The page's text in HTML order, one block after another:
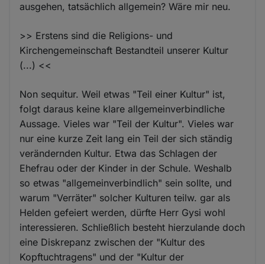
ausgehen, tatsächlich allgemein? Wäre mir neu.
>> Erstens sind die Religions- und
Kirchengemeinschaft Bestandteil unserer Kultur
(...) <<
Non sequitur. Weil etwas "Teil einer Kultur" ist,
folgt daraus keine klare allgemeinverbindliche
Aussage. Vieles war "Teil der Kultur". Vieles war
nur eine kurze Zeit lang ein Teil der sich ständig
verändernden Kultur. Etwa das Schlagen der
Ehefrau oder der Kinder in der Schule. Weshalb
so etwas "allgemeinverbindlich" sein sollte, und
warum "Verräter" solcher Kulturen teilw. gar als
Helden gefeiert werden, dürfte Herr Gysi wohl
interessieren. Schließlich besteht hierzulande doch
eine Diskrepanz zwischen der "Kultur des
Kopftuchtragens" und der "Kultur der